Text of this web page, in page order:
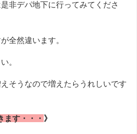
非デパ地下に行ってみてくださ
全然違います。
。
そうなので増えたらうれしいです
ます・・・ 》